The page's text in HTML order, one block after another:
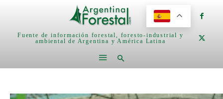
Fuente de información forestal, foresto-industrial y
ambiental de Argentina y América Latina